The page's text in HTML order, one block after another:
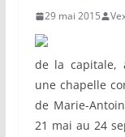
29 mai 2015
de la capitale,
une chapelle
de Marie-
21 mai au 24